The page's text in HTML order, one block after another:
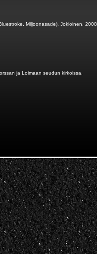
Miljoonasade), Jokioinen, 2008
ja Loimaan seudun kirkoissa.